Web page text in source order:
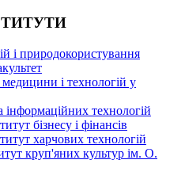
і природокористування
і технологій у
інформаційних технологій
бізнесу і фінансів
харчових технологій
круп'яних культур ім. О.